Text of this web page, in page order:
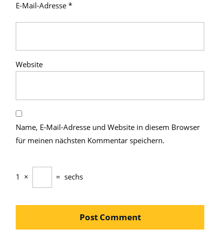
E-Mail-Adresse *
Website
Name, E-Mail-Adresse und Website in diesem Browser
für meinen nächsten Kommentar speichern.
1 × = sechs